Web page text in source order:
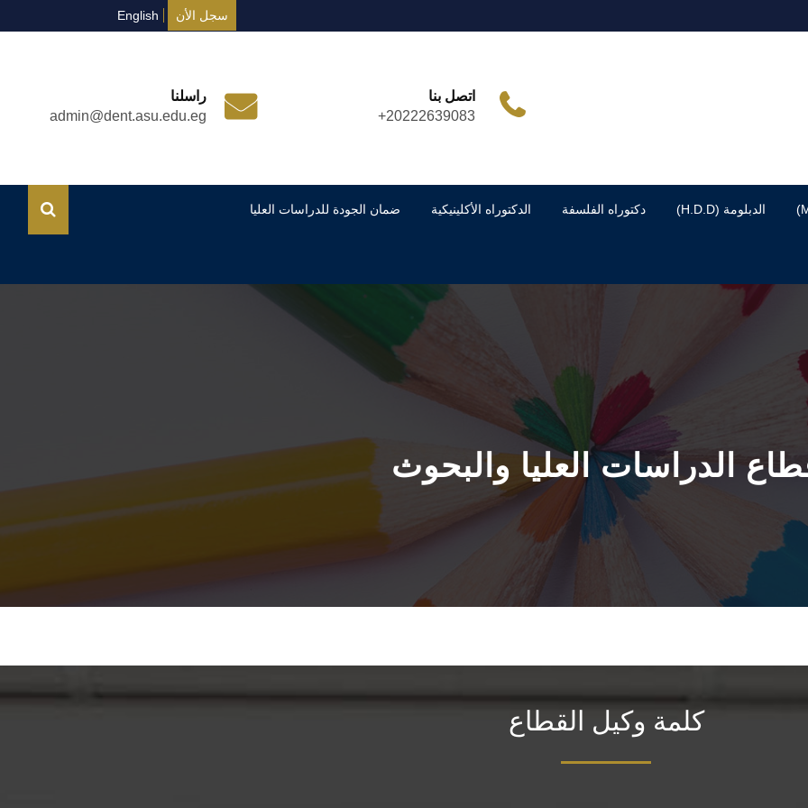
سجل الأن English
اتصل بنا
+20222639083
راسلنا
admin@dent.asu.edu.eg
الدبلومة (H.D.D) دكتوراه الفلسفة الدكتوراه الأكلينيكية ضمان الجودة للدراسات العليا
الدراسات العليا والبحوث
كلمة وكيل القطاع